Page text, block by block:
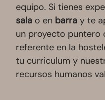
equipo. Si tienes
sala o en barra y te
un proyecto puntero
referente en la
tu curriculum y
recursos humanos